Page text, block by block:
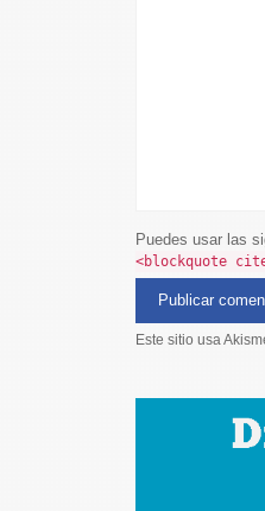
Puedes usar las
<blockquote
Este sitio usa